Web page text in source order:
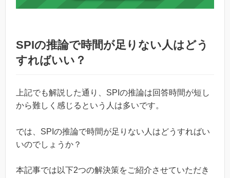
SPIの推論で時間が足りない人はどう
すればいい？
上記でも解説した通り、SPIの推論は回答時間が短し
から難しく感じるという人は多いです。
では、SPIの推論で時間が足りない人はどうすればい
いのでしょうか？
本記事では以下2つの解決策をご紹介させていただき